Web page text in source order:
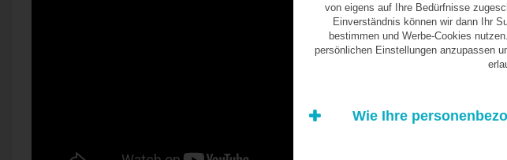
von eigens auf Ihre Bedürfnisse
Einverständnis können wir dann Ihr
bestimmen und Werbe-Cookies
persönlichen Einstellungen anzupassen
Wie Ihre